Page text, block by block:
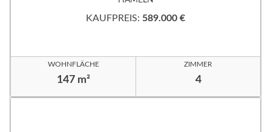
KAUFPREIS: 589.000 €
WOHNFLÄCHE
147 m²
ZIMMER
4